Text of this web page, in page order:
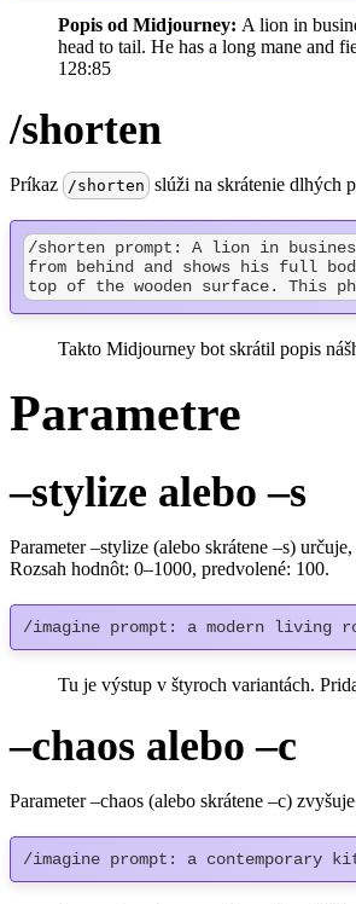
Popis od Midjourney: A lion in
head to tail. He has a long mane and
128:85
/shorten
Príkaz /shorten slúži na skrátenie dlhých
/shorten prompt: A lion in
from behind and shows his full
top of the wooden surface. This
Takto Midjourney bot skrátil popis
Parametre
–stylize alebo –s
Parameter –stylize (alebo skrátene –s)
Rozsah hodnôt: 0–1000, predvolené: 100.
/imagine prompt: a modern
Tu je výstup v štyroch variantách.
–chaos alebo –c
Parameter –chaos (alebo skrátene –c)
/imagine prompt: a contemporary